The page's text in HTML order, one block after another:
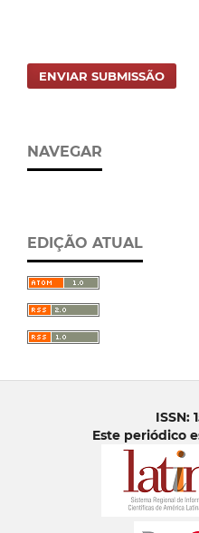
ENVIAR SUBMISSÃO
NAVEGAR
EDIÇÃO ATUAL
ISSN:
Este periódico